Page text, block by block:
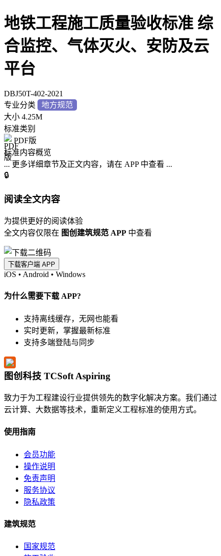
地铁工程施工质量验收标准 综
合监控、气体灭火、安防及云
平台
DBJ50T-402-2021
专业分类
地方规范
大小 4.25M
标准类别
PDF版
标准内容概览
... 更多详细章节及正文内容，请在 APP 中查看 ...
🔒
阅读全文内容
为提供更好的阅读体验
全文内容仅限在 图创建筑规范 APP 中查看
下载客户端 APP
iOS • Android • Windows
为什么需要下载 APP?
支持离线缓存，无网也能看
实时更新，掌握最新标准
支持多端登陆与同步
图创科技 TCSoft Aspiring
致力于为工程建设行业提供领先的数字化解决方案。我们通过
云计算、大数据等技术，重新定义工程标准的使用方式。
使用指南
会员功能
操作说明
免责声明
服务协议
隐私政策
建筑规范
国家规范